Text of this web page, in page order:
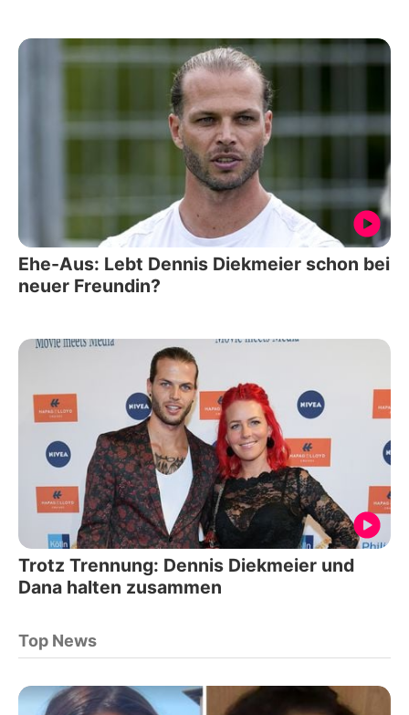
Ehe-Aus: Lebt Dennis Diekmeier schon bei
neuer Freundin?
Trotz Trennung: Dennis Diekmeier und
Dana halten zusammen
Top News